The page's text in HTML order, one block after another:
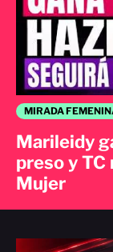
MIRADA
Marileidy
preso y TC
Mujer